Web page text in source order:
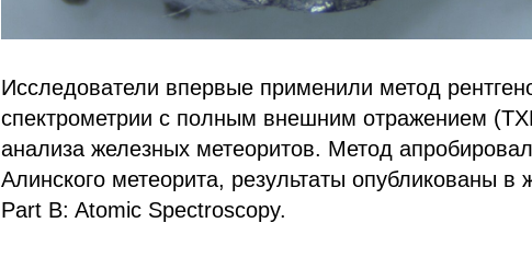
Исследователи впервые применили метод
спектрометрии с полным внешним отражением
анализа железных метеоритов. Метод
Алинского метеорита, результаты опубликованы
Part B: Atomic Spectroscopy.